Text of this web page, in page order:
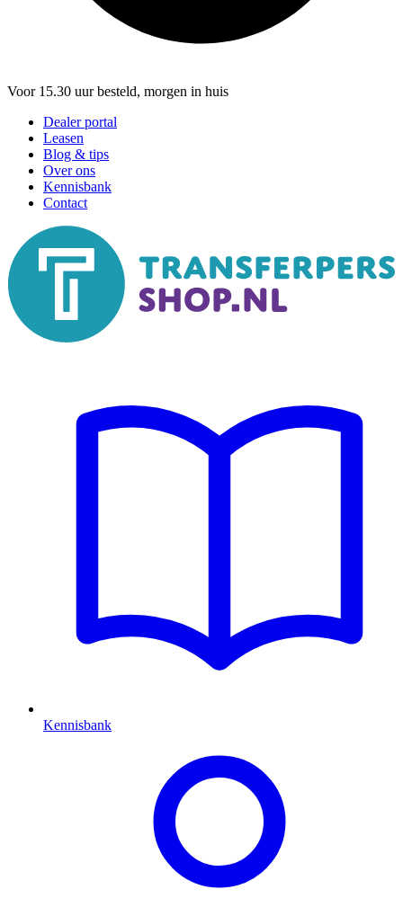
Voor 15.30 uur besteld, morgen in huis
Dealer portal
Leasen
Blog & tips
Over ons
Kennisbank
Contact
Kennisbank